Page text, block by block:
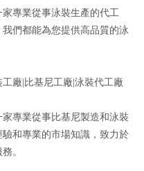
專業從事泳裝生產的代工
們都能為您提供高品質的泳
廠|比基尼工廠|泳裝代工廠
專業從事比基尼製造和泳裝
和專業的市場知識，致力於
。